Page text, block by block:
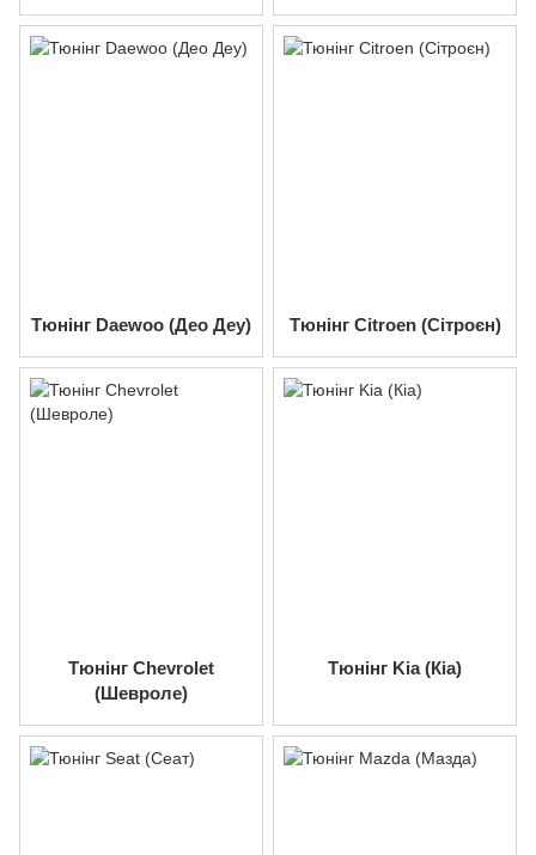
Тюнінг Daewoo (Део Деу) Тюнінг Citroen (Сітроєн)
Тюнінг Chevrolet
(Шевроле)
Тюнінг Kia (Кіа)